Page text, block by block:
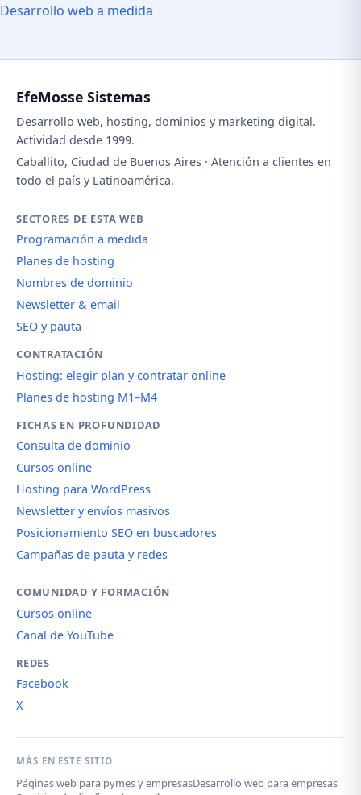
Desarrollo web a medida
EfeMosse Sistemas
Desarrollo web, hosting, dominios y marketing digital.
Actividad desde 1999.
Caballito, Ciudad de Buenos Aires · Atención a clientes en
todo el país y Latinoamérica.
SECTORES DE ESTA WEB
Programación a medida
Planes de hosting
Nombres de dominio
Newsletter & email
SEO y pauta
CONTRATACIÓN
Hosting: elegir plan y contratar online
Planes de hosting M1–M4
FICHAS EN PROFUNDIDAD
Consulta de dominio
Cursos online
Hosting para WordPress
Newsletter y envíos masivos
Posicionamiento SEO en buscadores
Campañas de pauta y redes
COMUNIDAD Y FORMACIÓN
Cursos online
Canal de YouTube
REDES
Facebook
X
MÁS EN ESTE SITIO
Páginas web para pymes y empresasDesarrollo web para empresas